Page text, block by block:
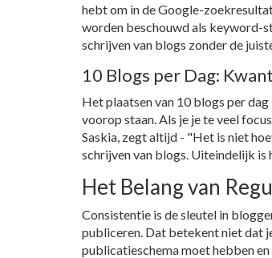
hebt om in de Google-
worden beschouwd als keyword-
schrijven van blogs zonder de
10 Blogs per Dag:
Het plaatsen van 10 blogs per
voorop staan. Als je je te veel
Saskia, zegt altijd - "Het is niet
schrijven van blogs. Uiteindelijk is
Het Belang van
Consistentie is de sleutel in
publiceren. Dat betekent niet dat
publicatieschema moet hebben